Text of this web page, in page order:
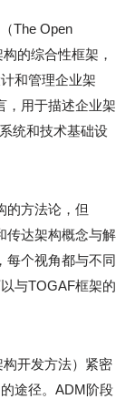
The Open
的综合性框架，
和管理企业架
，用于描述企业架
统和技术基础设
的方法论，但
传达架构概念与解
每个视角都与不同
与TOGAF框架的
开发方法）紧密
途径。ADM阶段